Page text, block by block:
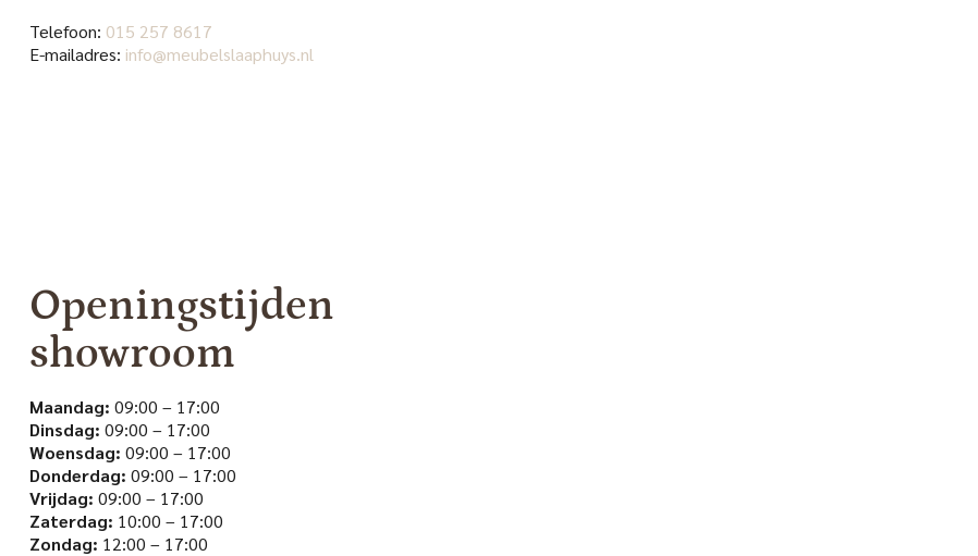
Telefoon: 015 257 8617
E-mailadres: info@meubelslaaphuys.nl
Openingstijden
showroom
Maandag: 09:00 – 17:00
Dinsdag: 09:00 – 17:00
Woensdag: 09:00 – 17:00
Donderdag: 09:00 – 17:00
Vrijdag: 09:00 – 17:00
Zaterdag: 10:00 – 17:00
Zondag: 12:00 – 17:00